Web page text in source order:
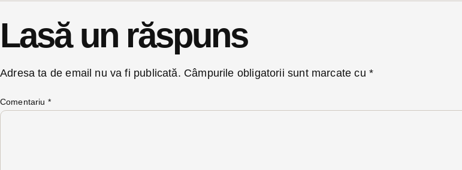
Lasă un răspuns
Adresa ta de email nu va fi publicată. Câmpurile obligatorii sunt marcate cu *
Comentariu *